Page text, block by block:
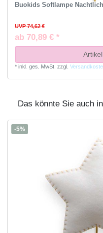
Buokids Softlampe
UVP 74,62 €
ab 70,89 € *
* inkl. ges. MwSt. zzgl.
Das könnte Sie auch
-5%